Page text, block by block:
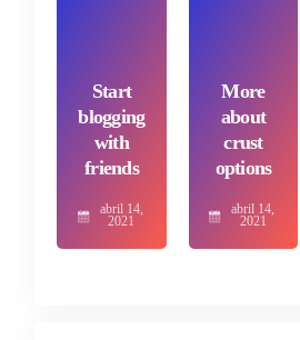
Start
blogging
with
friends
abril 14,
2021
More
about
crust
options
abril 14,
2021